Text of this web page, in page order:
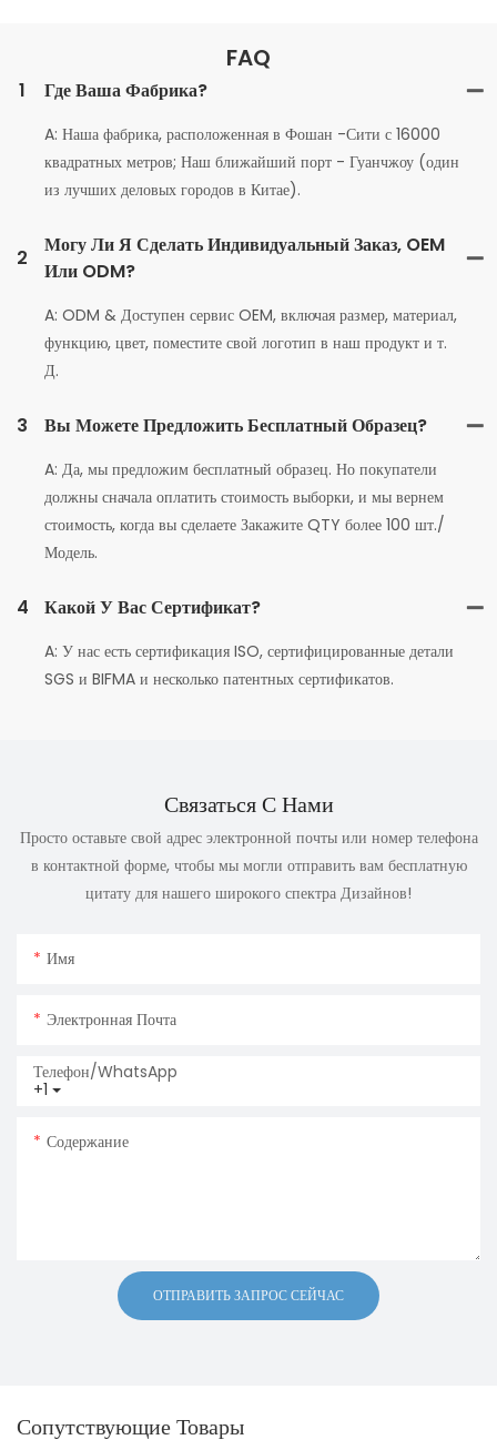
FAQ
1 Где Ваша Фабрика?
A: Наша фабрика, расположенная в Фошан -Сити с 16000
квадратных метров; Наш ближайший порт - Гуанчжоу (один
из лучших деловых городов в Китае).
2
Могу Ли Я Сделать Индивидуальный Заказ, OEM
Или ODM?
A: ODM & Доступен сервис OEM, включая размер, материал,
функцию, цвет, поместите свой логотип в наш продукт и т.
Д.
3 Вы Можете Предложить Бесплатный Образец?
A: Да, мы предложим бесплатный образец. Но покупатели
должны сначала оплатить стоимость выборки, и мы вернем
стоимость, когда вы сделаете Закажите QTY более 100 шт./
Модель.
4 Какой У Вас Сертификат?
A: У нас есть сертификация ISO, сертифицированные детали
SGS и BIFMA и несколько патентных сертификатов.
Связаться С Нами
Просто оставьте свой адрес электронной почты или номер телефона
в контактной форме, чтобы мы могли отправить вам бесплатную
цитату для нашего широкого спектра Дизайнов!
Имя
Электронная Почта
+1
Телефон/WhatsApp
Содержание
ОТПРАВИТЬ ЗАПРОС СЕЙЧАС
Сопутствующие Товары